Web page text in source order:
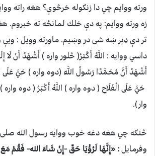
ورته ووايم چي دا زنګوله خرڅوې؟ هغه راته
زه ورته ووايم: په دې خلك لمانځه ته خبروم.
تر دې ډېر ښه شى در وښيم. ماورته وويل : ويې
داسي ووايه : اللَّهُ أَكْبَرُ( څلور واره ) أَشْهَدُ أَنْ لَا
أَشْهَدُ أَنَّ مُحَمَّدًا رَسُولُ اللَّهِ (دوه واره ) حَيَّ عَلَى
حَيَّ عَلَى الْفَلَاحِ ( دوه واره ) اللَّهُ أَكْبَرُ ( دوه واره )
وار).
څنګه چي هغه دغه خوب ووايه رسول الله صلی
وفرمايل: «إِنَّهَا لَرُؤْيَا حَقٌ -إِنْ شَاءَ الله- فَقُمْ مَعَ